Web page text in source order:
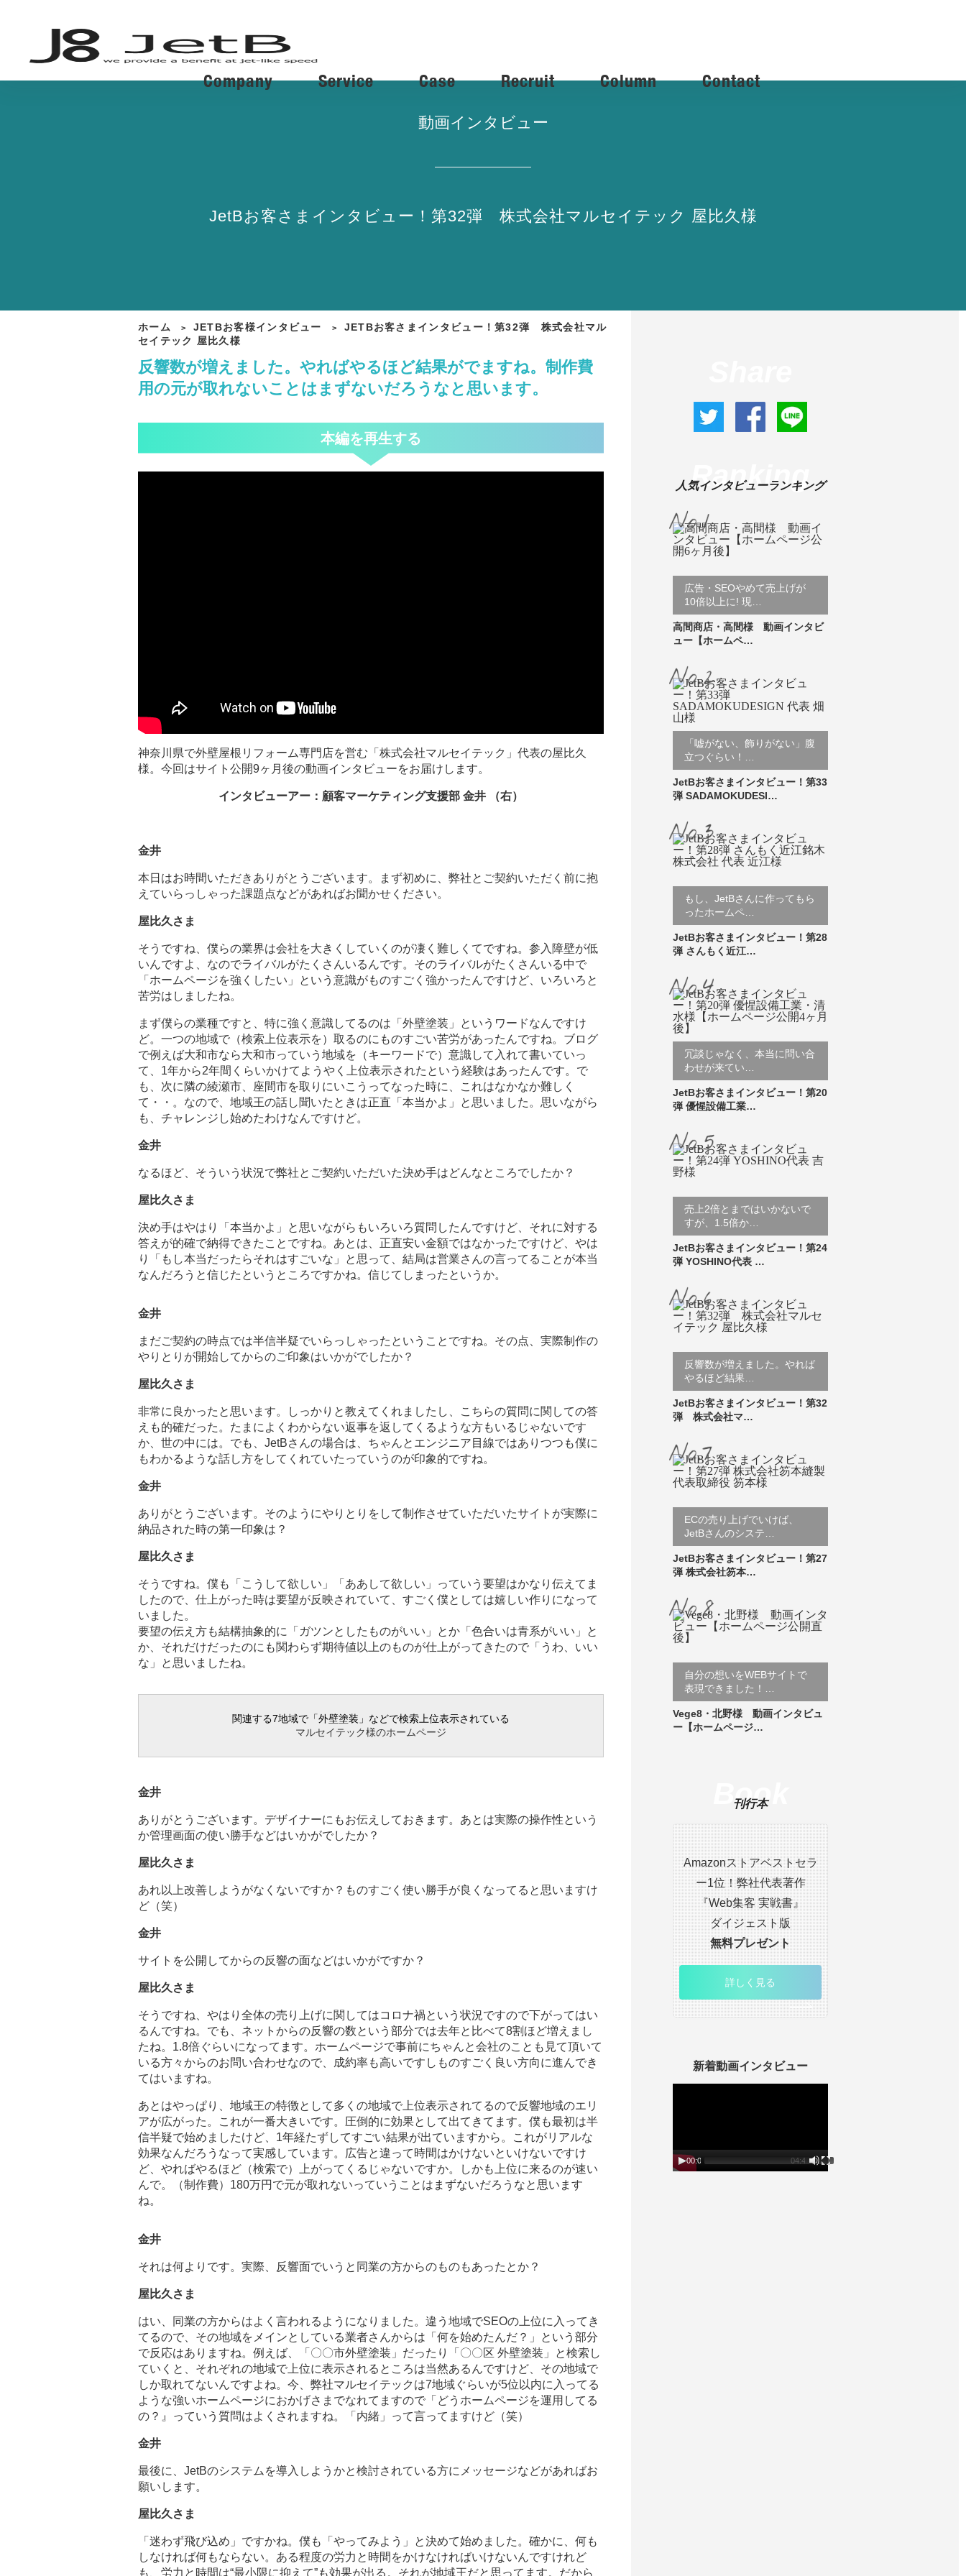
Company Service Case Recruit Column Contact
JetBお客さまインタビュー！第32弾 株式会社マルセイテック 屋比久様
動画インタビュー
ホーム > JETBお客様インタビュー >
JETBお客さまインタビュー！第32弾 株式会社マル
セイテック 屋比久様
反響数が増えました。やればやるほど結果がでますね。制作費
用の元が取れないことはまずないだろうなと思います。
本編を再生する
神奈川県で外壁屋根リフォーム専門店を営む「株式会社マルセイテック」代表の屋比久
様。今回はサイト公開9ヶ月後の動画インタビューをお届けします。
インタビューアー：顧客マーケティング支援部 金井 （右）
金井
本日はお時間いただきありがとうございます。まず初めに、弊社とご契約いただく前に抱
えていらっしゃった課題点などがあればお聞かせください。
屋比久さま
そうですね、僕らの業界は会社を大きくしていくのが凄く難しくてですね。参入障壁が低
いんですよ、なのでライバルがたくさんいるんです。そのライバルがたくさんいる中で
「ホームページを強くしたい」という意識がものすごく強かったんですけど、いろいろと
苦労はしましたね。
まず僕らの業種ですと、特に強く意識してるのは「外壁塗装」というワードなんですけ
ど。一つの地域で（検索上位表示を）取るのにものすごい苦労があったんですね。ブログ
で例えば大和市なら大和市っていう地域を（キーワードで）意識して入れて書いていっ
て、1年から2年間くらいかけてようやく上位表示されたという経験はあったんです。で
も、次に隣の綾瀬市、座間市を取りにいこうってなった時に、これはなかなか難しく
て・・。なので、地域王の話し聞いたときは正直「本当かよ」と思いました。思いながら
も、チャレンジし始めたわけなんですけど。
金井
なるほど、そういう状況で弊社とご契約いただいた決め手はどんなところでしたか？
屋比久さま
決め手はやはり「本当かよ」と思いながらもいろいろ質問したんですけど、それに対する
答えが的確で納得できたことですね。あとは、正直安い金額ではなかったですけど、やは
り「もし本当だったらそれはすごいな」と思って、結局は営業さんの言ってることが本当
なんだろうと信じたというところですかね。信じてしまったというか。
金井
まだご契約の時点では半信半疑でいらっしゃったということですね。その点、実際制作の
やりとりが開始してからのご印象はいかがでしたか？
屋比久さま
非常に良かったと思います。しっかりと教えてくれましたし、こちらの質問に関しての答
えも的確だった。たまによくわからない返事を返してくるような方もいるじゃないです
か、世の中には。でも、JetBさんの場合は、ちゃんとエンジニア目線ではありつつも僕に
もわかるような話し方をしてくれていたっていうのが印象的ですね。
金井
ありがとうございます。そのようにやりとりをして制作させていただいたサイトが実際に
納品された時の第一印象は？
屋比久さま
そうですね。僕も「こうして欲しい」「ああして欲しい」っていう要望はかなり伝えてま
したので、仕上がった時は要望が反映されていて、すごく僕としては嬉しい作りになって
いました。
要望の伝え方も結構抽象的に「ガツンとしたものがいい」とか「色合いは青系がいい」と
か、それだけだったのにも関わらず期待値以上のものが仕上がってきたので「うわ、いい
な」と思いましたね。
関連する7地域で「外壁塗装」などで検索上位表示されている
マルセイテック様のホームページ
金井
ありがとうございます。デザイナーにもお伝えしておきます。あとは実際の操作性という
か管理画面の使い勝手などはいかがでしたか？
屋比久さま
あれ以上改善しようがなくないですか？ものすごく使い勝手が良くなってると思いますけ
ど（笑）
金井
サイトを公開してからの反響の面などはいかがですか？
屋比久さま
そうですね、やはり全体の売り上げに関してはコロナ禍という状況ですので下がってはい
るんですね。でも、ネットからの反響の数という部分では去年と比べて8割ほど増えまし
たね。1.8倍ぐらいになってます。ホームページで事前にちゃんと会社のことも見て頂いて
いる方々からのお問い合わせなので、成約率も高いですしものすごく良い方向に進んでき
てはいますね。
あとはやっぱり、地域王の特徴として多くの地域で上位表示されてるので反響地域のエリ
アが広がった。これが一番大きいです。圧倒的に効果として出てきてます。僕も最初は半
信半疑で始めましたけど、1年経たずしてすごい結果が出ていますから。これがリアルな
効果なんだろうなって実感しています。広告と違って時間はかけないといけないですけ
ど、やればやるほど（検索で）上がってくるじゃないですか。しかも上位に来るのが速い
んで。（制作費）180万円で元が取れないっていうことはまずないだろうなと思います
ね。
金井
それは何よりです。実際、反響面でいうと同業の方からのものもあったとか？
屋比久さま
はい、同業の方からはよく言われるようになりました。違う地域でSEOの上位に入ってき
てるので、その地域をメインとしている業者さんからは「何を始めたんだ？」という部分
で反応はありますね。例えば、「〇〇市外壁塗装」だったり「〇〇区 外壁塗装」と検索し
ていくと、それぞれの地域で上位に表示されるところは当然あるんですけど、その地域で
しか取れてないんですよね。今、弊社マルセイテックは7地域ぐらいが5位以内に入ってる
ような強いホームページにおかげさまでなれてますので「どうホームページを運用してる
の？』っていう質問はよくされますね。「内緒」って言ってますけど（笑）
金井
最後に、JetBのシステムを導入しようかと検討されている方にメッセージなどがあればお
願いします。
屋比久さま
「迷わず飛び込め」ですかね。僕も「やってみよう」と決めて始めました。確かに、何も
しなければ何もならない。ある程度の労力と時間をかけなければいけないんですけれど
も、労力と時間は“最小限に抑えて”も効果が出る。それが地域王だと思ってます。だから
人気インタビューランキング
Ranking
広告・SEOやめて売上げが
10倍以上に! 現…
高間商店・高間様 動画インタビ
ュー【ホームペ…
「嘘がない、飾りがない」腹
立つぐらい！…
JetBお客さまインタビュー！第33
弾 SADAMOKUDESI…
もし、JetBさんに作ってもら
ったホームペ…
JetBお客さまインタビュー！第28
弾 さんもく近江…
冗談じゃなく、本当に問い合
わせが来てい…
JetBお客さまインタビュー！第20
弾 優惺設備工業…
売上2倍とまではいかないで
すが、1.5倍か…
JetBお客さまインタビュー！第24
弾 YOSHINO代表 …
反響数が増えました。やれば
やるほど結果…
JetBお客さまインタビュー！第32
弾 株式会社マ…
ECの売り上げでいけば、
JetBさんのシステ…
JetBお客さまインタビュー！第27
弾 株式会社笏本…
自分の想いをWEBサイトで
表現できました！…
Vege8・北野様 動画インタビュ
ー【ホームページ…
刊行本
Book
Amazonストアベストセラ
ー1位！弊社代表著作
『Web集客 実戦書』
ダイジェスト版
無料プレゼント
詳しく見る
新着動画インタビュー
動
00:00 04:45